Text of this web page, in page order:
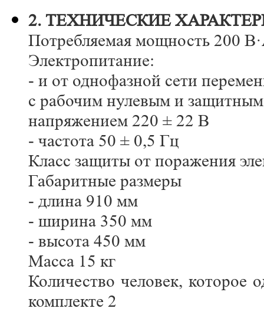
2. ТЕХНИЧЕСКИЕ
Потребляемая мощность 200
Электропитание:
- и от однофазной сети
с рабочим нулевым и
напряжением 220 ± 22 В
- частота 50 ± 0,5 Гц
Класс защиты от поражения
Габаритные размеры
- длина 910 мм
- ширина 350 мм
- высота 450 мм
Масса 15 кг
Количество человек, которое
комплекте 2